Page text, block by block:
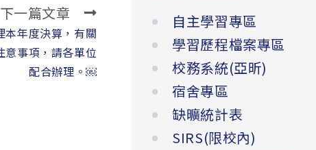
下一篇文章
本年度決算，有關
意事項，請各單位
配合辦理。￼
自主學習專區
學習歷程檔案專區
校務系統(亞昕)
宿舍專區
缺曠統計表
SIRS(限校內)